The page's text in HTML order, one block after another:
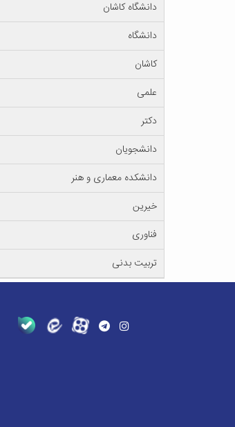
دانشگاه کاشان
دانشگاه
کاشان
علمی
دکتر
دانشجویان
دانشکده معماری و هنر
خیرین
فناوری
تربیت بدنی